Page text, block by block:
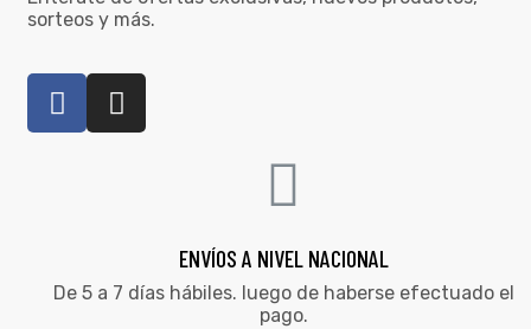
sorteos y más.
ENVÍOS A NIVEL NACIONAL
De 5 a 7 días hábiles. luego de haberse efectuado el
pago.